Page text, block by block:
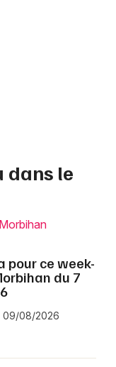
dans le
pour ce week-
du 7
08/2026